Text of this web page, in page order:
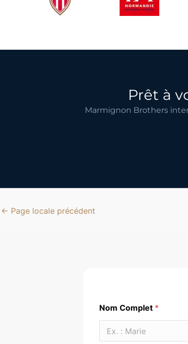
Prêt à
Marmignon Brothers
← Page locale précédent
Nom Complet *